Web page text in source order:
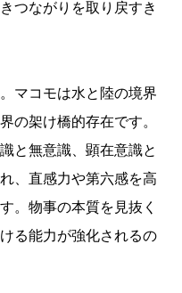
つながりを取り戻すき
マコモは水と陸の境界
の架け橋的存在です。
と無意識、顕在意識と
、直感力や第六感を高
。物事の本質を見抜く
る能力が強化されるの